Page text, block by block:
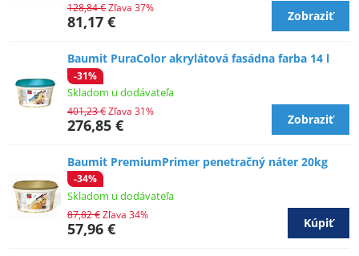
81,17 €
128,84 €Zľava 37%
Zobraziť
Baumit PuraColor akrylátová fasádna farba 14 l
-31%
Skladom u dodávateľa
276,85 €
401,23 €Zľava 31%
Zobraziť
Baumit PremiumPrimer penetračný náter 20kg
-34%
Skladom u dodávateľa
57,96 €
87,82 €Zľava 34%
Kúpiť